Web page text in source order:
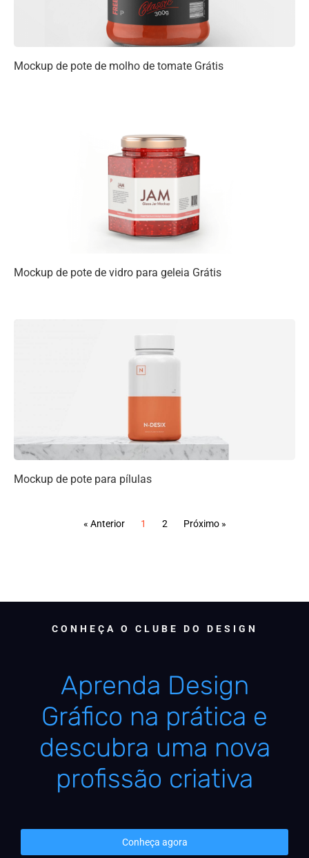
Mockup de pote de molho de tomate Grátis
Mockup de pote de vidro para geleia Grátis
Mockup de pote para pílulas
« Anterior 1 2 Próximo »
CONHEÇA O CLUBE DO DESIGN
Aprenda Design
Gráfico na prática e
descubra uma nova
profissão criativa
Conheça agora